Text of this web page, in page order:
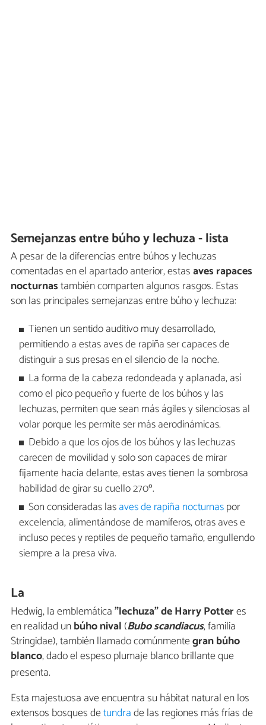
Semejanzas entre búho y lechuza - lista
A pesar de la diferencias entre búhos y lechuzas
comentadas en el apartado anterior, estasaves rapaces
nocturnastambién comparten algunos rasgos. Estas
son las principales semejanzas entre búho y lechuza:
Tienen un sentido auditivo muy desarrollado,
permitiendo a estas aves de rapiña ser capaces de
distinguir a sus presas en el silencio de la noche.
La forma de la cabeza redondeada y aplanada, así
como el pico pequeño y fuerte de los búhos y las
lechuzas, permiten que sean más ágiles y silenciosas al
volar porque les permite ser más aerodinámicas.
Debido a que los ojos de los búhos y las lechuzas
carecen de movilidad y solo son capaces de mirar
fijamente hacia delante, estas aves tienen la sombrosa
habilidad de girar su cuello 270º.
Son consideradas lasaves de rapiña nocturnaspor
excelencia, alimentándose de mamíferos, otras aves e
incluso peces y reptiles de pequeño tamaño, engullendo
siempre a la presa viva.
La
Hedwig, la emblemática"lechuza" de Harry Potteres
en realidad unbúho nival (Bubo scandiacus, familia
Stringidae), también llamado comúnmentegran búho
blanco, dado el espeso plumaje blanco brillante que
presenta.
Esta majestuosa ave encuentra su hábitat natural en los
extensos bosques detundrade las regiones más frías de